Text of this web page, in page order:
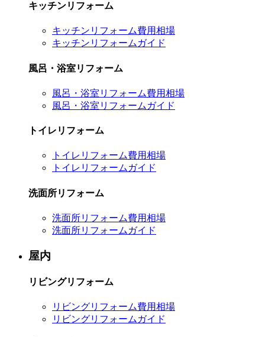
キッチンリフォーム
キッチンリフォーム費用相場
キッチンリフォームガイド
風呂・浴室リフォーム
風呂・浴室リフォーム費用相場
風呂・浴室リフォームガイド
トイレリフォーム
トイレリフォーム費用相場
トイレリフォームガイド
洗面所リフォーム
洗面所リフォーム費用相場
洗面所リフォームガイド
屋内
リビングリフォーム
リビングリフォーム費用相場
リビングリフォームガイド